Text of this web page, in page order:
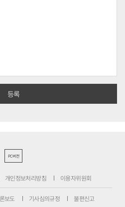
PC버전
개인정보처리방침 이용자위원회
보도 기사심의규정 불편신고